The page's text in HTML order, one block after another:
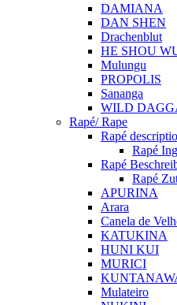
DAMIANA
DAN SHEN
Drachenblut
HE SHOU
Mulungu
PROPOLIS
Sananga
WILD
Rapé/ Rape
Rapé
Rapé
Rapé
Rapé
APURINA
Arara
Canela de
KATUKINA
HUNI KUI
MURICI
Mulateiro